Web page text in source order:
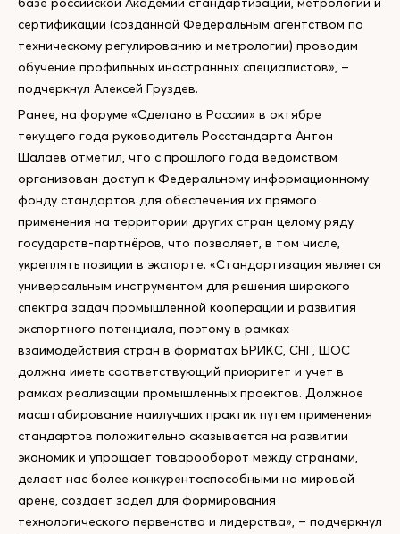
сертификации (созданной Федеральным агентством по
техническому регулированию и метрологии) проводим
обучение профильных иностранных специалистов», –
подчеркнул Алексей Груздев.
Ранее, на форуме «Сделано в России» в октябре
текущего года руководитель Росстандарта Антон
Шалаев отметил, что с прошлого года ведомством
организован доступ к Федеральному информационному
фонду стандартов для обеспечения их прямого
применения на территории других стран целому ряду
государств-партнёров, что позволяет, в том числе,
укреплять позиции в экспорте. «Стандартизация является
универсальным инструментом для решения широкого
спектра задач промышленной кооперации и развития
экспортного потенциала, поэтому в рамках
взаимодействия стран в форматах БРИКС, СНГ, ШОС
должна иметь соответствующий приоритет и учет в
рамках реализации промышленных проектов. Должное
масштабирование наилучших практик путем применения
стандартов положительно сказывается на развитии
экономик и упрощает товарооборот между странами,
делает нас более конкурентоспособными на мировой
арене, создает задел для формирования
технологического первенства и лидерства», – подчеркнул